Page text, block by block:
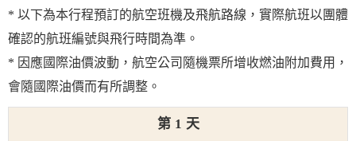
* 以下為本行程預訂的航空班機及飛航路線，實際航班以團體
確認的航班編號與飛行時間為準。
* 因應國際油價波動，航空公司隨機票所增收燃油附加費用，
會隨國際油價而有所調整。
1